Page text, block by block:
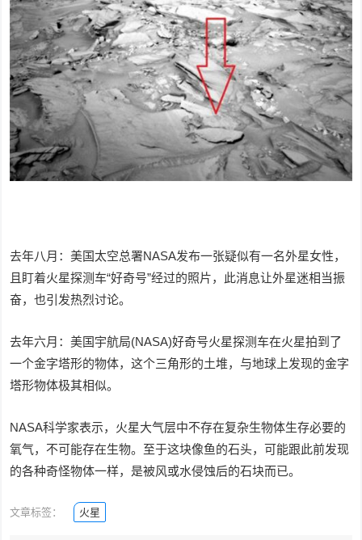
去年八月：美国太空总署NASA发布一张疑似有一名外星女性，
且盯着火星探测车“好奇号”经过的照片，此消息让外星迷相当振
奋，也引发热烈讨论。
去年六月：美国宇航局(NASA)好奇号火星探测车在火星拍到了
一个金字塔形的物体，这个三角形的土堆，与地球上发现的金字
塔形物体极其相似。
NASA科学家表示，火星大气层中不存在复杂生物体生存必要的
氧气，不可能存在生物。至于这块像鱼的石头，可能跟此前发现
的各种奇怪物体一样，是被风或水侵蚀后的石块而已。
文章标签： 火星